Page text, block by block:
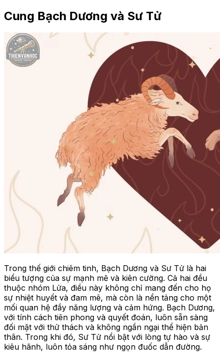
Cung Bạch Dương và Sư Tử
Trong thế giới chiêm tinh, Bạch Dương và Sư Tử là hai
biểu tượng của sự mạnh mẽ và kiên cường. Cả hai đều
thuộc nhóm Lửa, điều này không chỉ mang đến cho họ
sự nhiệt huyết và đam mê, mà còn là nền tảng cho một
mối quan hệ đầy năng lượng và cảm hứng. Bạch Dương,
với tính cách tiên phong và quyết đoán, luôn sẵn sàng
đối mặt với thử thách và không ngần ngại thể hiện bản
thân. Trong khi đó, Sư Tử nổi bật với lòng tự hào và sự
kiêu hãnh, luôn tỏa sáng như ngọn đuốc dẫn đường.